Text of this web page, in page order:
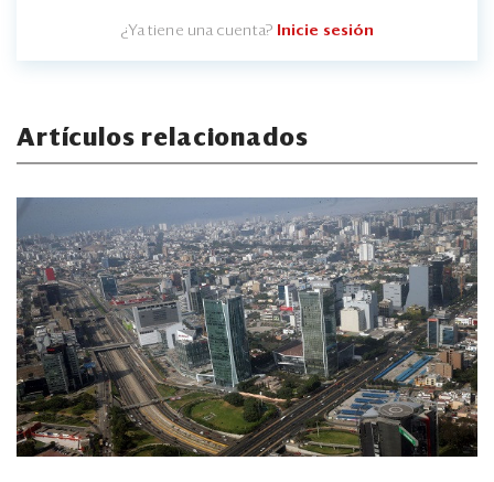
¿Ya tiene una cuenta? Inicie sesión
Artículos relacionados